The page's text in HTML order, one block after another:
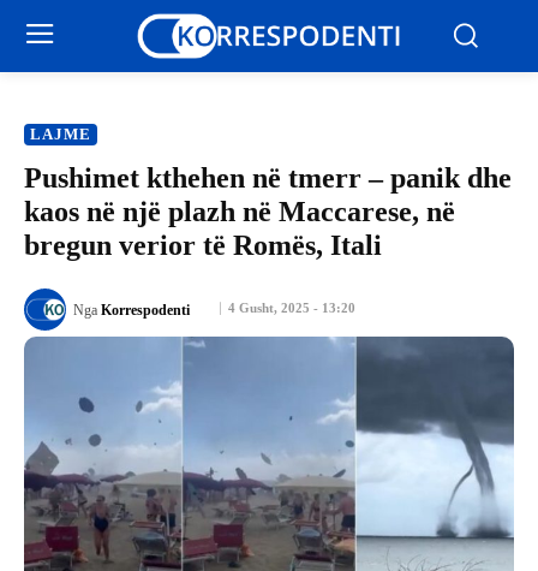
LAJME
Pushimet kthehen në tmerr – panik dhe
kaos në një plazh në Maccarese, në
bregun verior të Romës, Itali
4 Gusht, 2025 - 13:20
Nga Korrespodenti